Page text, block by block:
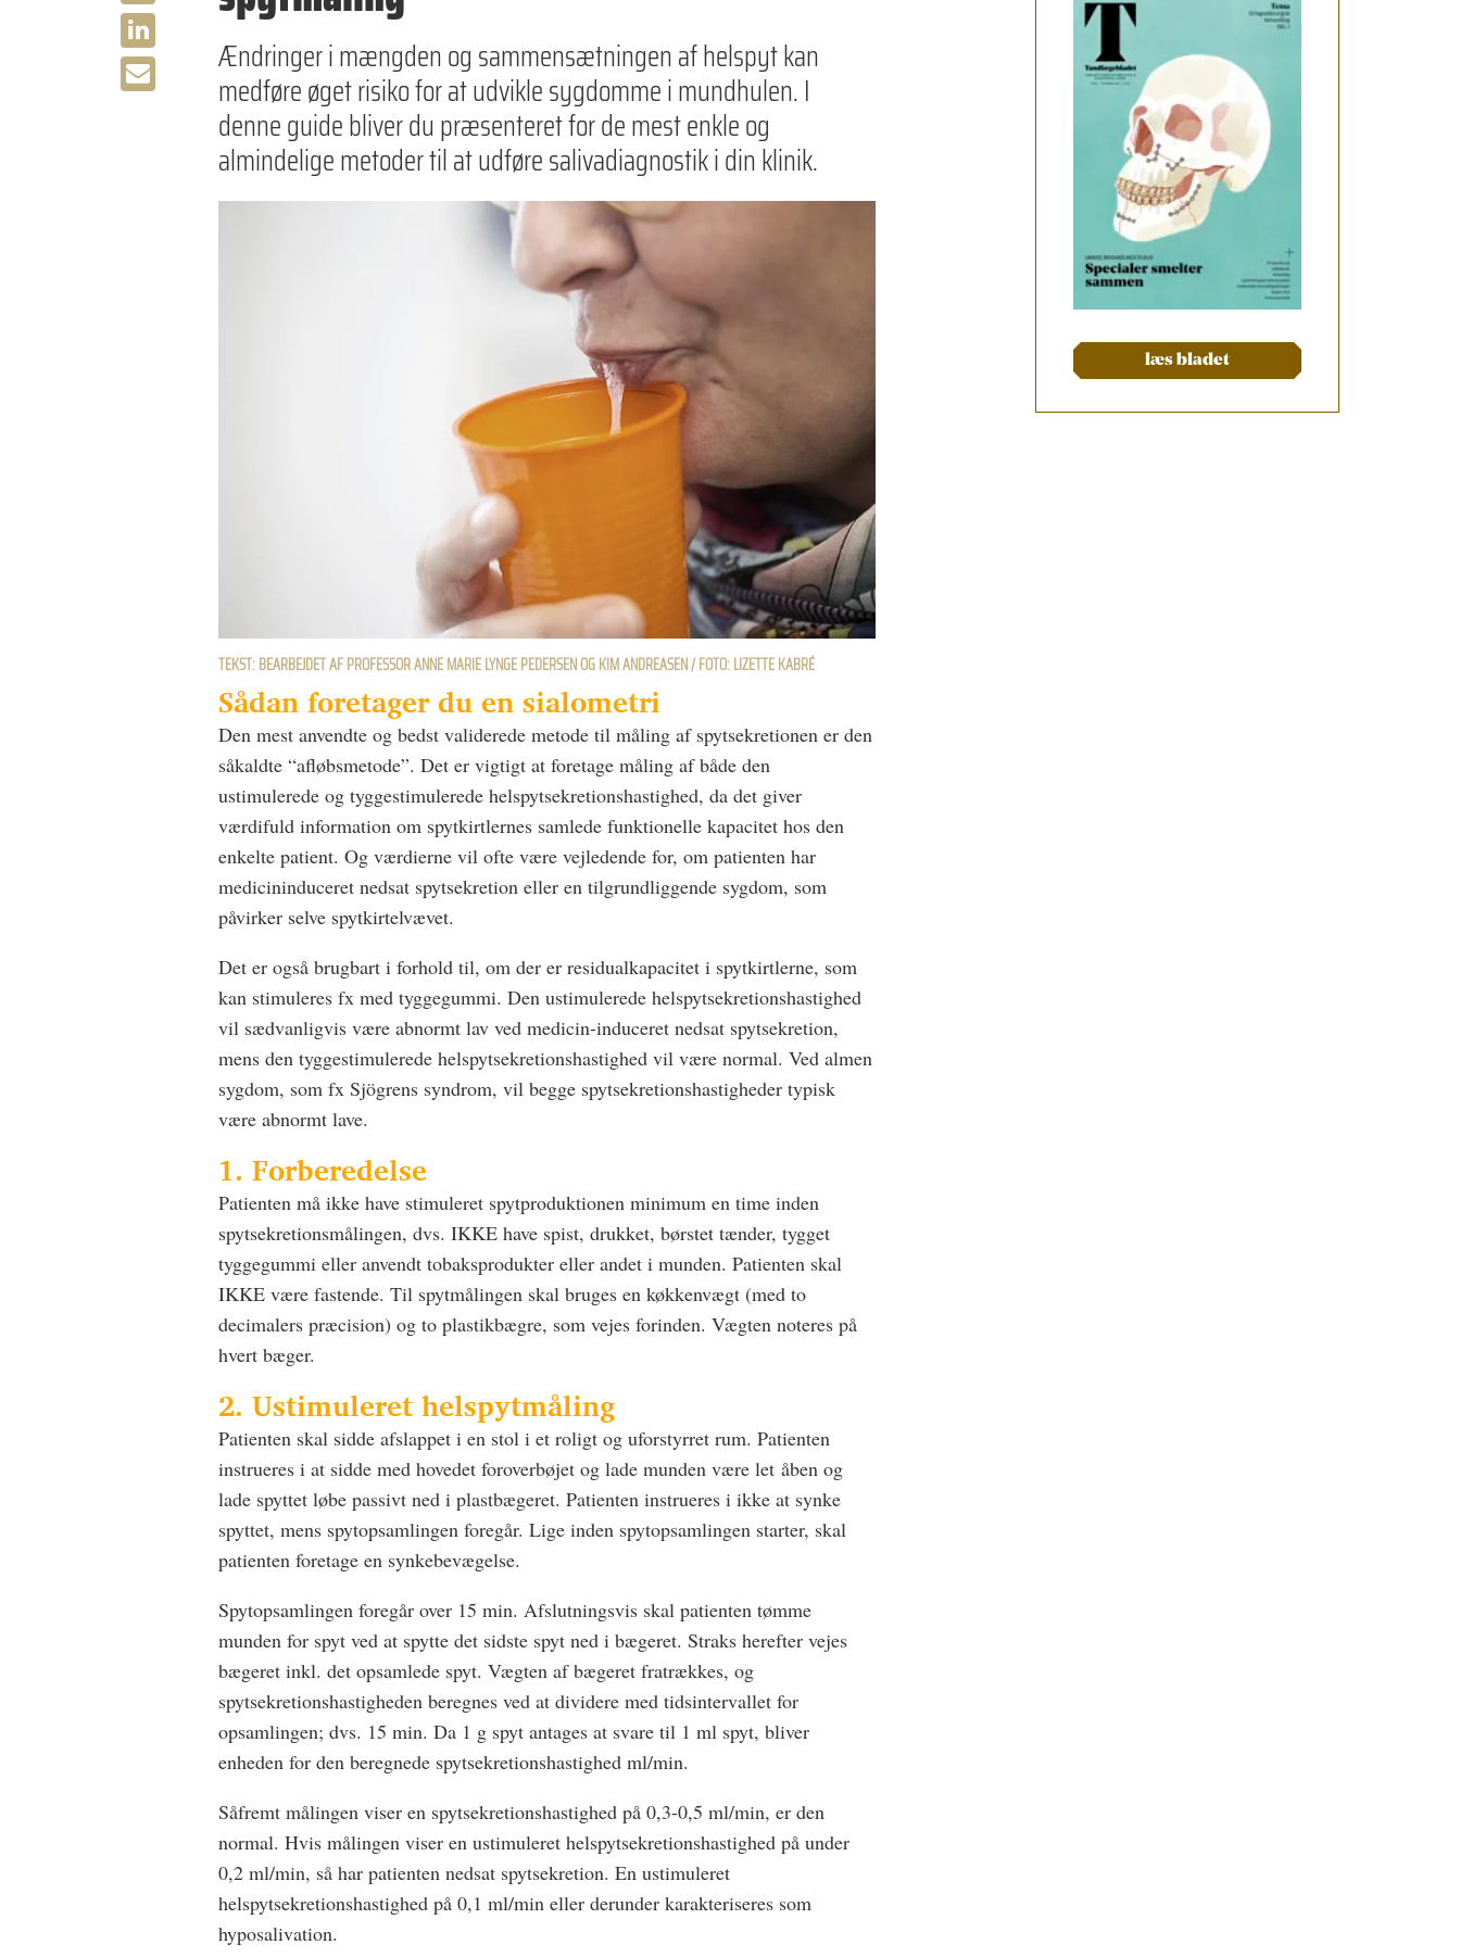
Ændringer i mængden og sammensætningen af helspyt kan
medføre øget risiko for at udvikle sygdomme i mundhulen. I
denne guide bliver du præsenteret for de mest enkle og
almindelige metoder til at udføre salivadiagnostik i din klinik.
TEKST: BEARBEJDET AF PROFESSOR ANNE MARIE LYNGE PEDERSEN OG KIM ANDREASEN / FOTO: LIZETTE KABRÉ
Sådan foretager du en sialometri
Den mest anvendte og bedst validerede metode til måling af spytsekretionen er den
såkaldte “afløbsmetode”. Det er vigtigt at foretage måling af både den
ustimulerede og tyggestimulerede helspytsekretionshastighed, da det giver
værdifuld information om spytkirtlernes samlede funktionelle kapacitet hos den
enkelte patient. Og værdierne vil ofte være vejledende for, om patienten har
medicininduceret nedsat spytsekretion eller en tilgrundliggende sygdom, som
påvirker selve spytkirtelvævet.
Det er også brugbart i forhold til, om der er residualkapacitet i spytkirtlerne, som
kan stimuleres fx med tyggegummi. Den ustimulerede helspytsekretionshastighed
vil sædvanligvis være abnormt lav ved medicin-induceret nedsat spytsekretion,
mens den tyggestimulerede helspytsekretionshastighed vil være normal. Ved almen
sygdom, som fx Sjögrens syndrom, vil begge spytsekretionshastigheder typisk
være abnormt lave.
1. Forberedelse
Patienten må ikke have stimuleret spytproduktionen minimum en time inden
spytsekretionsmålingen, dvs. IKKE have spist, drukket, børstet tænder, tygget
tyggegummi eller anvendt tobaksprodukter eller andet i munden. Patienten skal
IKKE være fastende. Til spytmålingen skal bruges en køkkenvægt (med to
decimalers præcision) og to plastikbægre, som vejes forinden. Vægten noteres på
hvert bæger.
2. Ustimuleret helspytmåling
Patienten skal sidde afslappet i en stol i et roligt og uforstyrret rum. Patienten
instrueres i at sidde med hovedet foroverbøjet og lade munden være let åben og
lade spyttet løbe passivt ned i plastbægeret. Patienten instrueres i ikke at synke
spyttet, mens spytopsamlingen foregår. Lige inden spytopsamlingen starter, skal
patienten foretage en synkebevægelse.
Spytopsamlingen foregår over 15 min. Afslutningsvis skal patienten tømme
munden for spyt ved at spytte det sidste spyt ned i bægeret. Straks herefter vejes
bægeret inkl. det opsamlede spyt. Vægten af bægeret fratrækkes, og
spytsekretionshastigheden beregnes ved at dividere med tidsintervallet for
opsamlingen; dvs. 15 min. Da 1 g spyt antages at svare til 1 ml spyt, bliver
enheden for den beregnede spytsekretionshastighed ml/min.
Såfremt målingen viser en spytsekretionshastighed på 0,3-0,5 ml/min, er den
normal. Hvis målingen viser en ustimuleret helspytsekretionshastighed på under
0,2 ml/min, så har patienten nedsat spytsekretion. En ustimuleret
helspytsekretionshastighed på 0,1 ml/min eller derunder karakteriseres som
hyposalivation.
læs bladet